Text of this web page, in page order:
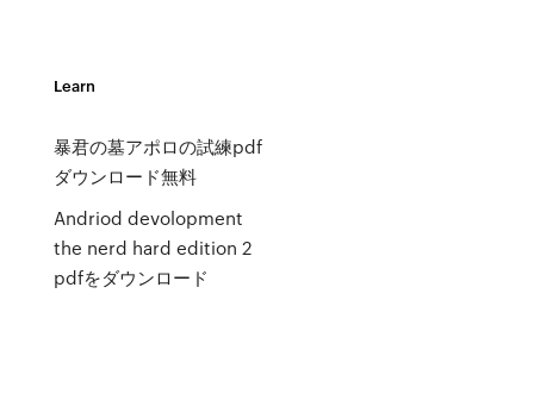
Learn
暴君の墓アポロの試練pdf
ダウンロード無料
Andriod devolopment
the nerd hard edition 2
pdfをダウンロード